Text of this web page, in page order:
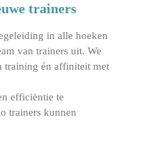
trainers
in alle hoeken
van trainers uit. We
training én affiniteit met
efficiëntie te
trainers kunnen